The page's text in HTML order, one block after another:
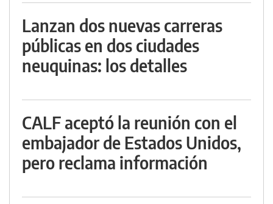
Lanzan dos nuevas carreras
públicas en dos ciudades
neuquinas: los detalles
CALF aceptó la reunión con el
embajador de Estados Unidos,
pero reclama información